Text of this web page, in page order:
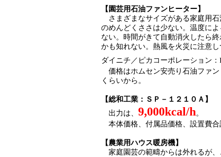
【園芸用石油ファンヒーター】
さまざまなサイズがある家庭用
のめんどくささは少ない。温度に
ない。時間がきて自動消火したら
かも知れない。熱風を火災に注意
ダイニチ／ピカコーポレーション
価格はホムセン安売り石油ファン
くらいから。
【総和工業：ＳＰ－１２１０Ａ】
出力は、 9,000kcal/h。
本体価格、付属品価格、設置費合
【農業用ハウス暖房機】
家庭園芸の範疇からは外れるが、